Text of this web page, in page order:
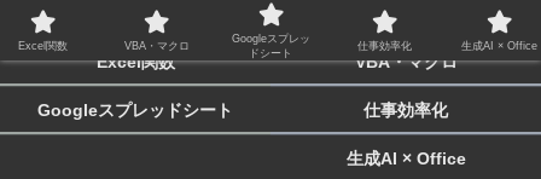
biz-tactics
Excel関数 VBA・マクロ
Googleスプレッドシート 仕事効率化
生成AI × Office
Excel関数 VBA・マクロ
Googleスプレッ
ドシート
仕事効率化 生成AI × Office